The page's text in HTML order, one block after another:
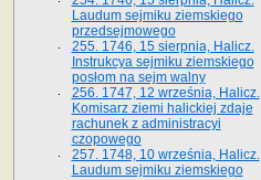
Laudum sejmiku ziemskiego
przedsejmowego
255. 1746, 15 sierpnia, Halicz.
Instrukcya sejmiku ziemskiego
posłom na sejm walny
256. 1747, 12 września, Halicz.
Komisarz ziemi halickiej zdaje
rachunek z administracyi
czopowego
257. 1748, 10 września, Halicz.
Laudum sejmiku ziemskiego